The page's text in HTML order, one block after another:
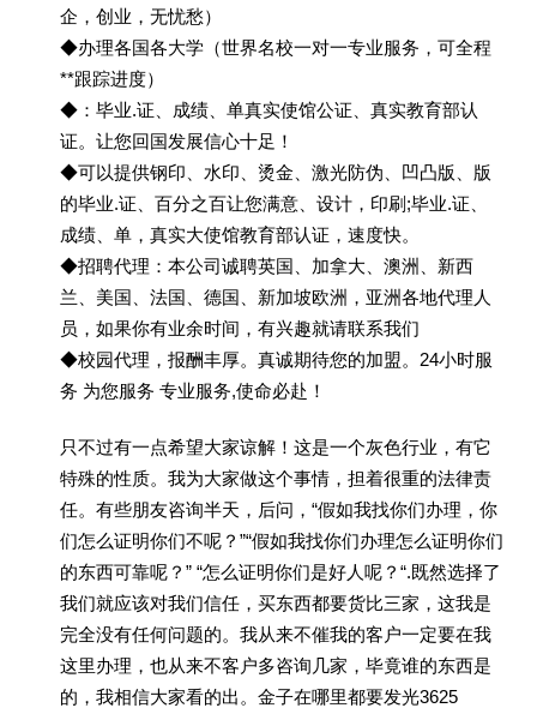
企，创业，无忧愁）
◆办理各国各大学（世界名校一对一专业服务，可全程
**跟踪进度）
◆：毕业.证、成绩、单真实使馆公证、真实教育部认
证。让您回国发展信心十足！
◆可以提供钢印、水印、烫金、激光防伪、凹凸版、版
的毕业.证、百分之百让您满意、设计，印刷;毕业.证、
成绩、单，真实大使馆教育部认证，速度快。
◆招聘代理：本公司诚聘英国、加拿大、澳洲、新西
兰、美国、法国、德国、新加坡欧洲，亚洲各地代理人
员，如果你有业余时间，有兴趣就请联系我们
◆校园代理，报酬丰厚。真诚期待您的加盟。24小时服
务 为您服务 专业服务,使命必赴！
只不过有一点希望大家谅解！这是一个灰色行业，有它
特殊的性质。我为大家做这个事情，担着很重的法律责
任。有些朋友咨询半天，后问，“假如我找你们办理，你
们怎么证明你们不呢？”“假如我找你们办理怎么证明你们
的东西可靠呢？” “怎么证明你们是好人呢？“.既然选择了
我们就应该对我们信任，买东西都要货比三家，这我是
完全没有任何问题的。我从来不催我的客户一定要在我
这里办理，也从来不客户多咨询几家，毕竟谁的东西是
的，我相信大家看的出。金子在哪里都要发光3625